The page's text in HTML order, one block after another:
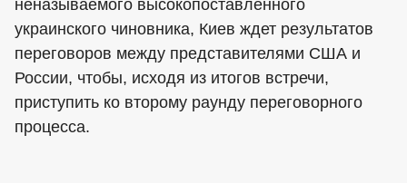
неназываемого высокопоставленного
украинского чиновника, Киев ждет результатов
переговоров между представителями США и
России, чтобы, исходя из итогов встречи,
приступить ко второму раунду переговорного
процесса.